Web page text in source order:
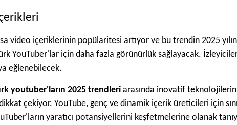
video içeriklerinin popülaritesi artıyor ve bu trendin 2025
YouTuber'lar için daha fazla görünürlük sağlayacak.
eğlenebilecek.
youtuber'ların 2025 trendleri arasında inovatif teknolojilerin
dikkat çekiyor. YouTube, genç ve dinamik içerik üreticileri için
yaratıcı potansiyellerini keşfetmelerine olanak